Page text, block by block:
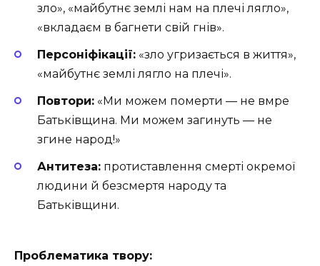
зло», «майбутнє землі нам на плечі лягло»,
«вкладаєм в багнети свій гнів».
Персоніфікації: «зло угризається в життя»,
«майбутнє землі лягло на плечі».
Повтори: «Ми можем померти — не вмре
Батьківщина. Ми можем загинуть — не
згине народ!»
Антитеза: протиставлення смерті окремої
людини й безсмертя народу та
Батьківщини.
Проблематика твору: